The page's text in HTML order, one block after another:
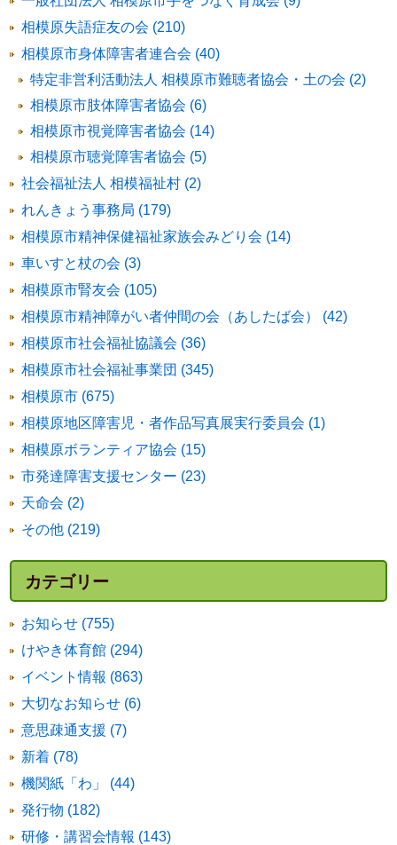
相模原失語症友の会 (210)
相模原市身体障害者連合会 (40)
特定非営利活動法人 相模原市難聴者協会・土の会 (2)
相模原市肢体障害者協会 (6)
相模原市視覚障害者協会 (14)
相模原市聴覚障害者協会 (5)
社会福祉法人 相模福祉村 (2)
れんきょう事務局 (179)
相模原市精神保健福祉家族会みどり会 (14)
車いすと杖の会 (3)
相模原市腎友会 (105)
相模原市精神障がい者仲間の会（あしたば会） (42)
相模原市社会福祉協議会 (36)
相模原市社会福祉事業団 (345)
相模原市 (675)
相模原地区障害児・者作品写真展実行委員会 (1)
相模原ボランティア協会 (15)
市発達障害支援センター (23)
天命会 (2)
その他 (219)
カテゴリー
お知らせ (755)
けやき体育館 (294)
イベント情報 (863)
大切なお知らせ (6)
意思疎通支援 (7)
新着 (78)
機関紙「わ」 (44)
発行物 (182)
研修・講習会情報 (143)